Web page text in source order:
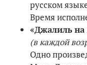
русском
Время
«Джалиль на
(в каждой
Одно